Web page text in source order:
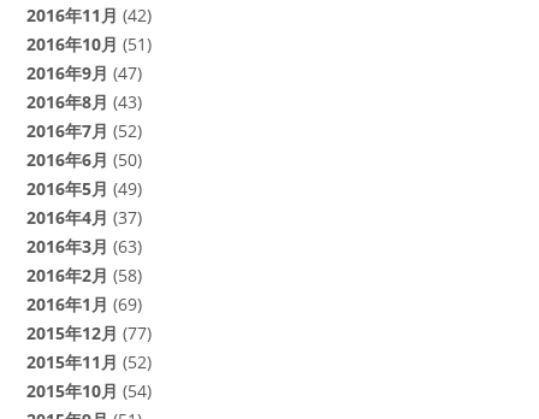
2016年11月 (42)
2016年10月 (51)
2016年9月 (47)
2016年8月 (43)
2016年7月 (52)
2016年6月 (50)
2016年5月 (49)
2016年4月 (37)
2016年3月 (63)
2016年2月 (58)
2016年1月 (69)
2015年12月 (77)
2015年11月 (52)
2015年10月 (54)